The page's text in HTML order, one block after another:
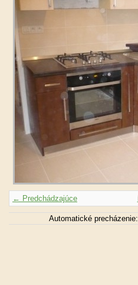
← Predchádzajúce
Automatické precházenie: